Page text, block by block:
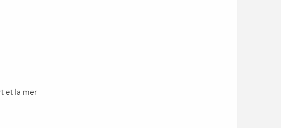
et la mer